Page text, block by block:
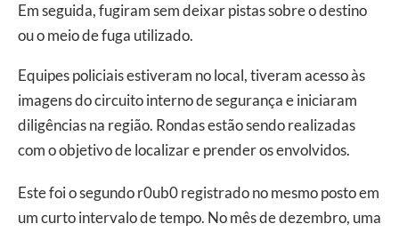
Em seguida, fugiram sem deixar pistas sobre o destino
ou o meio de fuga utilizado.
Equipes policiais estiveram no local, tiveram acesso às
imagens do circuito interno de segurança e iniciaram
diligências na região. Rondas estão sendo realizadas
com o objetivo de localizar e prender os envolvidos.
Este foi o segundo r0ub0 registrado no mesmo posto em
um curto intervalo de tempo. No mês de dezembro, uma